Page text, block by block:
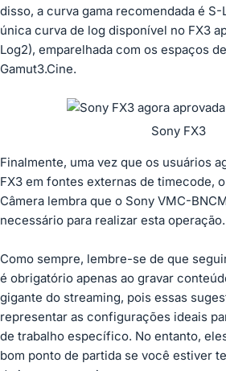
disso, a curva gama recomendada é S-
única curva de log disponível no FX3
Log2), emparelhada com os espaços
Gamut3.Cine.
Sony FX3
Finalmente, uma vez que os usuários
FX3 em fontes externas de timecode,
Câmera lembra que o Sony VMC-
necessário para realizar esta operação.
Como sempre, lembre-se de que
é obrigatório apenas ao gravar
gigante do streaming, pois essas
representar as configurações ideais
de trabalho específico. No entanto,
bom ponto de partida se você estiver